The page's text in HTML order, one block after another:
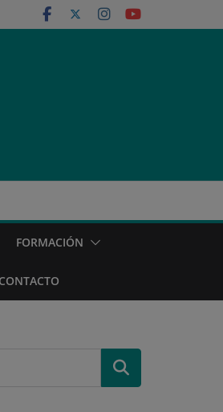
FORMACIÓN
CONTACTO